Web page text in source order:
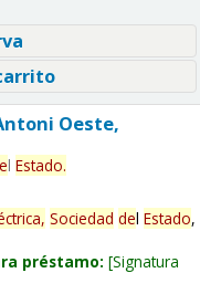
Oeste,
l Estado.
Sociedad del Estado,
préstamo: Signatura